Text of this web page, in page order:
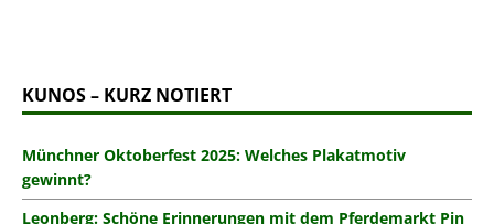
KUNOS – KURZ NOTIERT
Münchner Oktoberfest 2025: Welches Plakatmotiv
gewinnt?
Leonberg: Schöne Erinnerungen mit dem Pferdemarkt Pin